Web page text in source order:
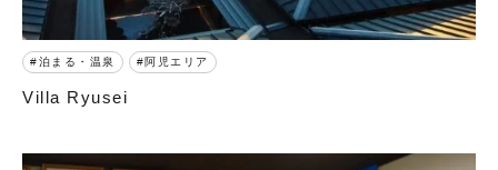
泊まる・温泉 阿児エリア
Villa Ryusei